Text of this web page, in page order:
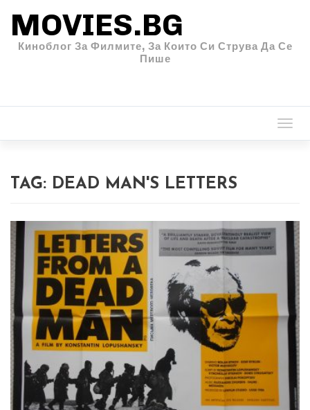
MOVIES.BG
Киноблог За Филмите, За Които Си Струва Да Се
Пише
TAG: DEAD MAN'S LETTERS